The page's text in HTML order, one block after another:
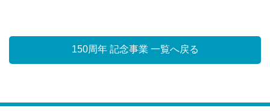
150周年 記念事業 一覧へ戻る